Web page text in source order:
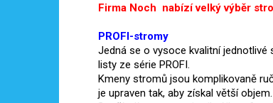
Firma Noch nabízí velký výběr
PROFI-stromy
Jedná se o vysoce kvalitní jednotlivé
listy ze série PROFI.
Kmeny stromů jsou komplikovaně
je upraven tak, aby získal větší objem.